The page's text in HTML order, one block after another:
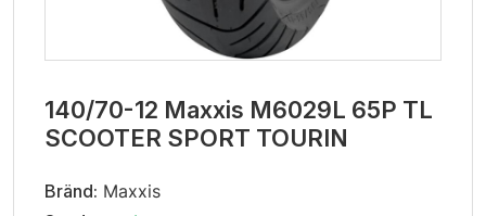
140/70-12 Maxxis M6029L 65P TL
SCOOTER SPORT TOURIN
Bränd: Maxxis